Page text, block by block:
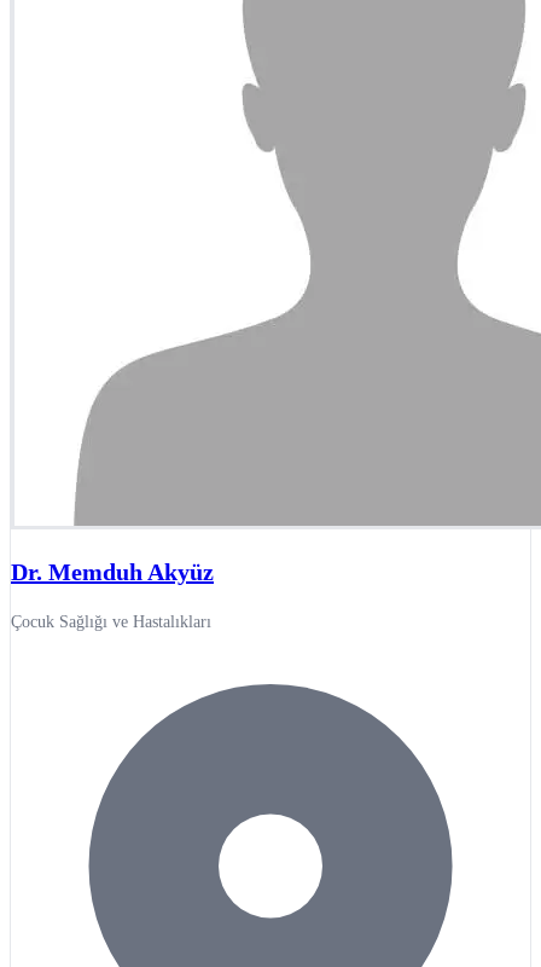
Dr. Memduh Akyüz
Çocuk Sağlığı ve Hastalıkları